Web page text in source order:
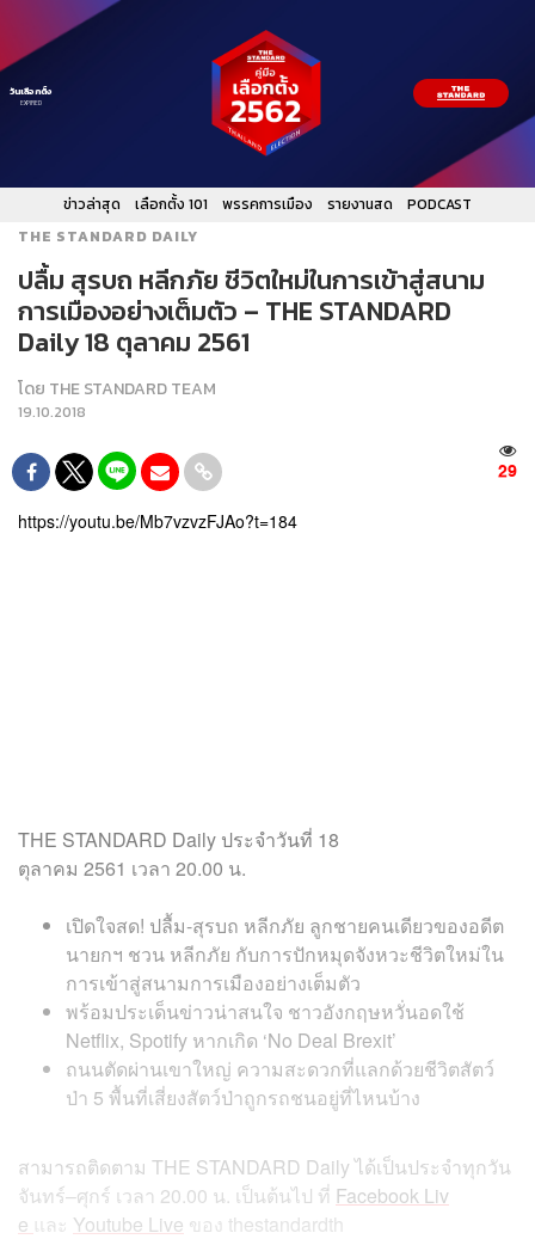
วันเลือกตั้ง
EXPIRED
ข่าวล่าสุด เลือกตั้ง 101 พรรคการเมือง รายงานสด
PODCAST
THE STANDARD DAILY
ปลื้ม สุรบถ หลีกภัย ชีวิตใหม่ในการเข้าสู่สนาม
การเมืองอย่างเต็มตัว – THE STANDARD
Daily 18 ตุลาคม 2561
โดย THE STANDARD TEAM
19.10.2018
29
https://youtu.be/Mb7vzvzFJAo?t=184
THE STANDARD Daily ประจำวันที่ 18
ตุลาคม 2561 เวลา 20.00 น.
เปิดใจสด! ปลื้ม-สุรบถ หลีกภัย ลูกชายคนเดียวของอดีต
นายกฯ ชวน หลีกภัย กับการปักหมุดจังหวะชีวิตใหม่ใน
การเข้าสู่สนามการเมืองอย่างเต็มตัว
พร้อมประเด็นข่าวน่าสนใจ ชาวอังกฤษหวั่นอดใช้
Netflix, Spotify หากเกิด ‘No Deal Brexit’
ถนนตัดผ่านเขาใหญ่ ความสะดวกที่แลกด้วยชีวิตสัตว์
ป่า 5 พื้นที่เสี่ยงสัตว์ป่าถูกรถชนอยู่ที่ไหนบ้าง
สามารถติดตาม THE STANDARD Dailyได้เป็นประจำทุกวัน
จันทร์–ศุกร์ เวลา 20.00 น. เป็นต้นไป ที่ Facebook Liv
e และ Youtube Live ของ thestandardth